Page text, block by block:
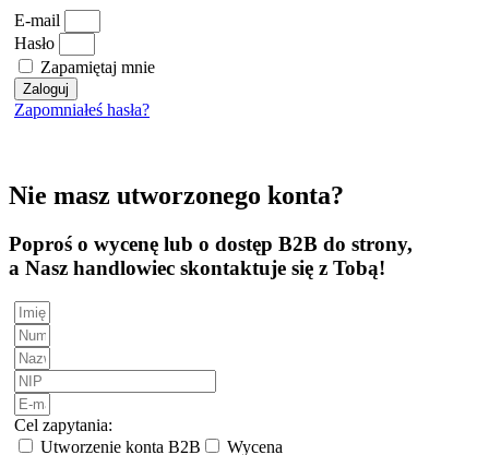
E-mail
Hasło
Zapamiętaj mnie
Zaloguj
Zapomniałeś hasła?
Nie masz utworzonego konta?
Poproś o wycenę lub o dostęp B2B do strony,
a Nasz handlowiec skontaktuje się z Tobą!
Cel zapytania:
Utworzenie konta B2B
Wycena